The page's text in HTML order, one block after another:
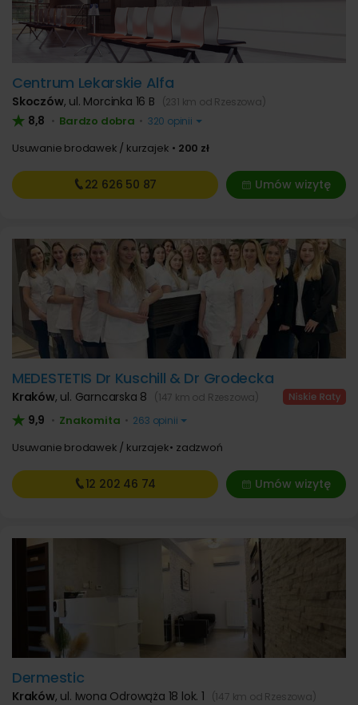
Centrum Lekarskie Alfa
Skoczów, ul. Morcinka 16 B (231 km od Rzeszowa)
8,8 • Bardzo dobra • 320 opinii
Usuwanie brodawek / kurzajek 200 zł
Umów wizytę
22 626 50 87
MEDESTETIS Dr Kuschill & Dr Grodecka
Kraków, ul. Garncarska 8 (147 km od Rzeszowa)
9,9 • Znakomita • 263 opinii
Usuwanie brodawek / kurzajek zadzwoń
Umów wizytę
12 202 46 74
Dermestic
Kraków, ul. Iwona Odrowąża 18 lok. 1 (147 km od Rzeszowa)